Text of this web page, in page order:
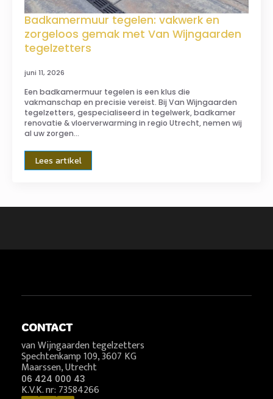
Badkamermuur tegelen: vakwerk en
zorgeloos gemak met Van Wijngaarden
tegelzetters
juni 11, 2026
Een badkamermuur tegelen is een klus die
vakmanschap en precisie vereist. Bij Van Wijngaarden
tegelzetters, gespecialiseerd in tegelwerk, badkamer
renovatie & vloerverwarming in regio Utrecht, nemen wij
al uw zorgen…
Lees artikel
CONTACT
van Wijngaarden tegelzetters
Spechtenkamp 109, 3607 KG
Maarssen, Utrecht
06 424 000 43
K.V.K. nr: 73584266